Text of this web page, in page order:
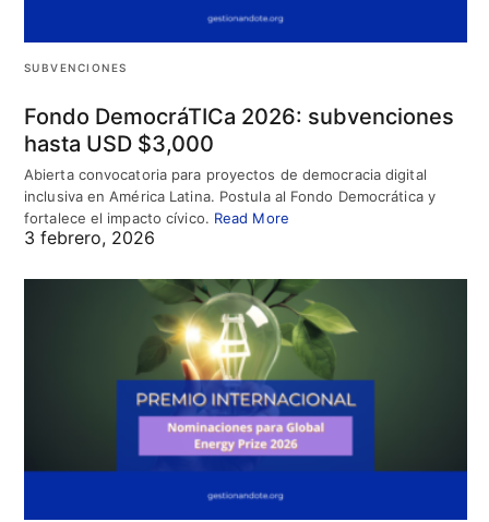
SUBVENCIONES
Fondo DemocráTICa 2026: subvenciones
hasta USD $3,000
Abierta convocatoria para proyectos de democracia digital
inclusiva en América Latina. Postula al Fondo Democrática y
fortalece el impacto cívico. Read More
3 febrero, 2026